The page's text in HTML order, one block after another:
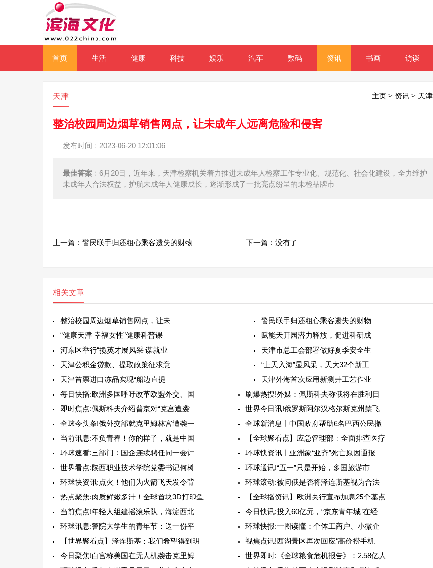
首页 生活 健康 科技 娱乐 汽车 数码 资讯 书画 访谈
主页 > 资讯 > 天津
天津
整治校园周边烟草销售网点，让未成年人远离危险和侵害
发布时间：2023-06-20 12:01:06
最佳答案： 6月20日，近年来，天津检察机关着力推进未成年人检察工作专业化、规范化、社会化建设，全力维护
未成年人合法权益，护航未成年人健康成长，逐渐形成了一批亮点纷呈的未检品牌市
上一篇： 警民联手归还粗心乘客遗失的财物 下一篇：没有了
相关文章
整治校园周边烟草销售网点，让未
警民联手归还粗心乘客遗失的财物
“健康天津 幸福女性”健康科普课
赋能天开园潜力释放，促进科研成
河东区举行“揽英才展风采 谋就业
天津市总工会部署做好夏季安全生
天津公积金贷款、提取政策征求意
“上天入海”显风采，天大32个新工
天津首票进口冻品实现“船边直提
天津外海首次应用新测井工艺作业
每日快播:欧洲多国呼吁改革欧盟外交、国
刷爆热搜!外媒：佩斯科夫称俄将在胜利日
即时焦点:佩斯科夫介绍普京对“克宫遭袭
世界今日讯!俄罗斯阿尔汉格尔斯克州禁飞
全球今头条!俄外交部就克里姆林宫遭袭一
全球新消息丨中国政府帮助6名巴西公民撤
当前讯息:不负青春！你的样子，就是中国
【全球聚看点】应急管理部：全面排查医疗
环球速看:三部门：国企连续聘任同一会计
环球快资讯丨亚洲象“亚齐”死亡原因通报
世界看点:陕西职业技术学院党委书记何树
环球通讯!“五一”只是开始，多国旅游市
环球快资讯:点火！他们为火箭飞天发令背
环球滚动:被问俄是否将泽连斯基视为合法
热点聚焦:肉质鲜嫩多汁！全球首块3D打印鱼
【全球播资讯】欧洲央行宣布加息25个基点
当前焦点!年轻人组建摇滚乐队，海淀西北
今日快讯:投入60亿元，“京东青年城”在经
环球讯息:警院大学生的青年节：送一份平
环球快报:一图读懂：个体工商户、小微企
【世界聚看点】泽连斯基：我们希望得到明
视焦点讯!西湖景区再次回应“高价捞手机
今日聚焦!白宫称美国在无人机袭击克里姆
世界即时:《全球粮食危机报告》：2.58亿人